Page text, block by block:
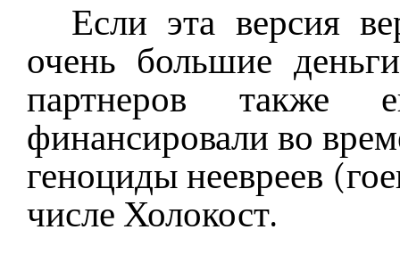
Если эта версия
очень большие
партнеров также
финансировали во
геноциды неевреев
числе Холокост.